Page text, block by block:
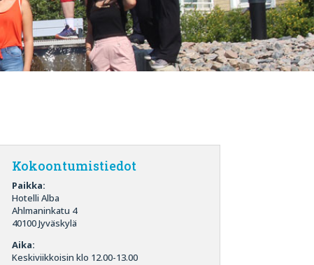
Kokoontumistiedot
Paikka:
Hotelli Alba
Ahlmaninkatu 4
40100 Jyväskylä
Aika:
Keskiviikkoisin klo 12.00-13.00